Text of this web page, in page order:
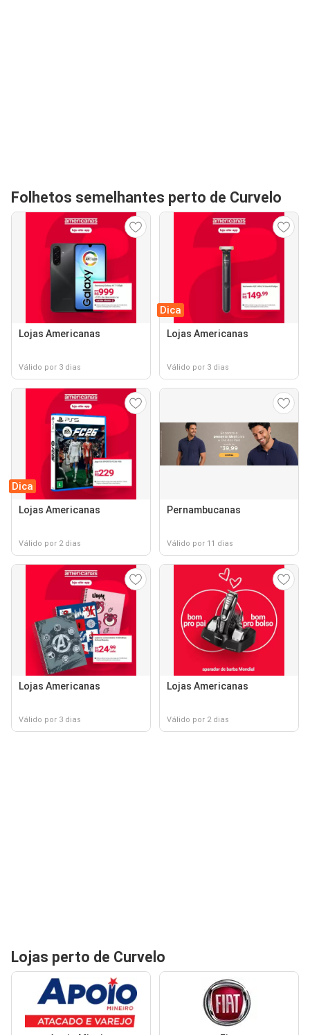
Folhetos semelhantes perto de Curvelo
Lojas Americanas
Válido por 3 dias
Dica
Lojas Americanas
Válido por 3 dias
Dica
Lojas Americanas
Válido por 2 dias
Pernambucanas
Válido por 11 dias
Lojas Americanas
Válido por 3 dias
Lojas Americanas
Válido por 2 dias
Lojas perto de Curvelo